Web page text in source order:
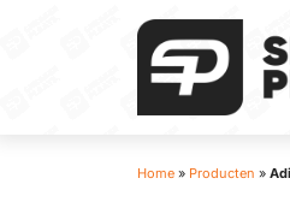
Home » Producten »